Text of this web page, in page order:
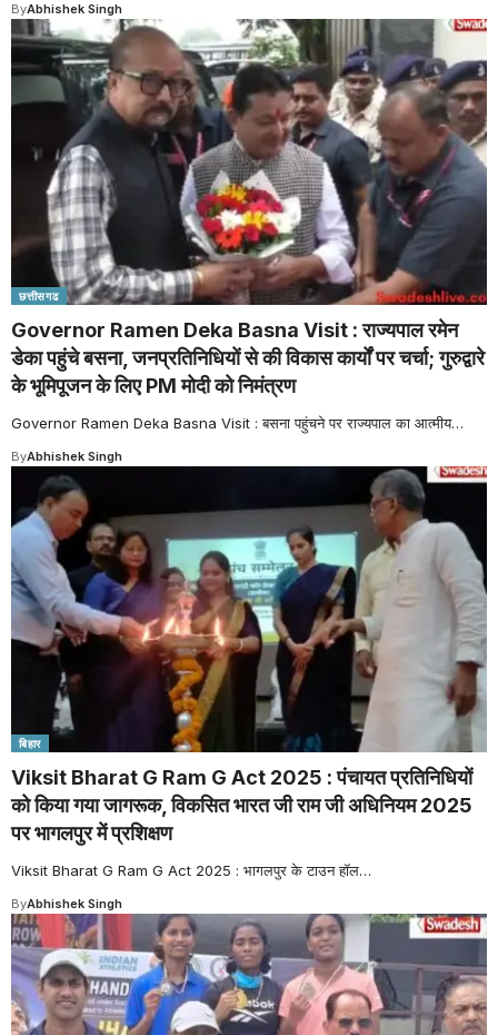
ByAbhishek Singh
छत्तीसगढ
Governor Ramen Deka Basna Visit : राज्यपाल रमेन
डेका पहुंचे बसना, जनप्रतिनिधियों से की विकास कार्यों पर चर्चा; गुरुद्वारे
के भूमिपूजन के लिए PM मोदी को निमंत्रण
Governor Ramen Deka Basna Visit : बसना पहुंचने पर राज्यपाल का आत्मीय…
ByAbhishek Singh
बिहार
Viksit Bharat G Ram G Act 2025 : पंचायत प्रतिनिधियों
को किया गया जागरूक, विकसित भारत जी राम जी अधिनियम 2025
पर भागलपुर में प्रशिक्षण
Viksit Bharat G Ram G Act 2025 : भागलपुर के टाउन हॉल…
ByAbhishek Singh